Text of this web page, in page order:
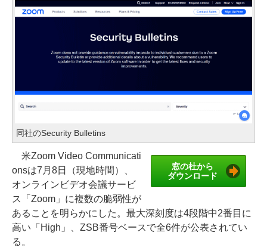
同社のSecurity Bulletins
窓の杜から
ダウンロード
米Zoom Video Communicati
onsは7月8日（現地時間）、
オンラインビデオ会議サービ
ス「Zoom」に複数の脆弱性が
あることを明らかにした。最大深刻度は4段階中2番目に
高い「High」、ZSB番号ベースで全6件が公表されてい
る。